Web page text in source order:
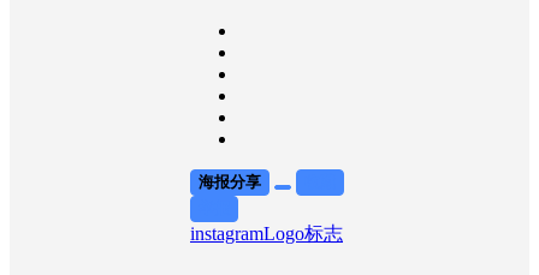
海报分享
instagramLogo标志